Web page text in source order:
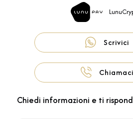
Scrivici
Chiamaci
Chiedi informazioni e ti